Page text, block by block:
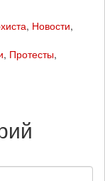
, Новости,
, Протесты,